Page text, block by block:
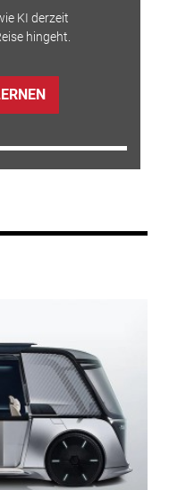
KI derzeit
hingeht.